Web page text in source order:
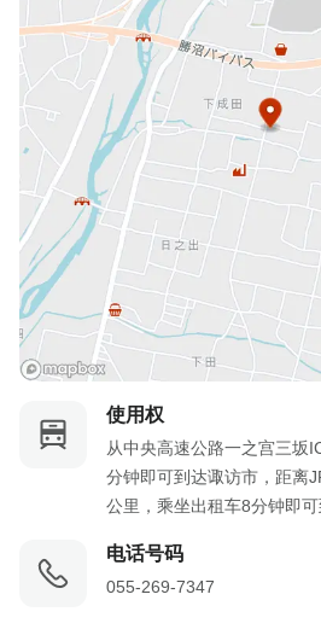
使用权
从中央高速公路一之宫三坂
分钟即可到达诹访市，距离
公里，乘坐出租车8分钟即可
电话号码
055-269-7347